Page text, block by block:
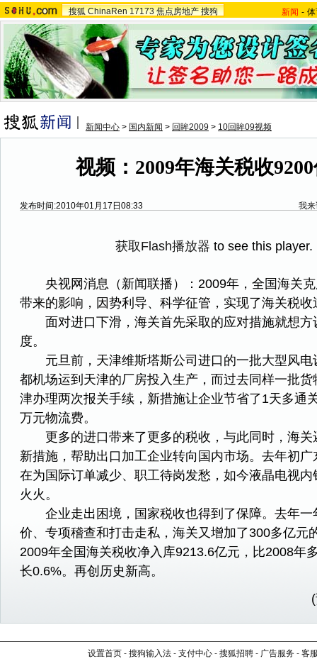
搜狐 ChinaRen 17173 焦点房地产 搜狗 新闻 -
新闻中心 > 国内新闻 > 回眸2009 > 10回眸09视频
视频：2009年海关税收
发布时间:2010年01月17日08:33 我
获取Flash播放器 to see this player.
央视网消息（新闻联播）：2009年，全国海关克
带来的影响，因势利导、科学征管，实现了海关税收
面对进口下滑，海关首先采取的应对措施就想方
度。
元旦前，天津维斯塔斯公司进口的一批大型风电
都机场运到天津的厂房投入生产，而过去同样一批货
津办理两次报关手续，新措施让企业节省了1天多通
万元物流费。
更多的进口带来了更多的税收，与此同时，海关
新措施，帮助出口加工企业转向国内市场。去年初广
在为国际订单减少、职工待岗发愁，如今液晶电视内
火火。
企业走出困境，国家税收也得到了保障。去年一
价、专项稽查和打击走私，海关又增加了300多亿元
2009年全国海关税收净入库9213.6亿元，比2008年
长0.6%。再创历史新高。
设置首页 - 搜狗输入法 - 支付中心 - 搜狐招聘 - 广告服务 - 客